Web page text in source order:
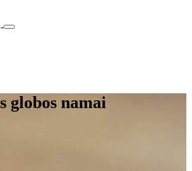
globos namai